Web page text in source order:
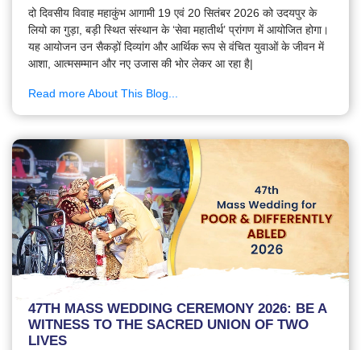
दो दिवसीय विवाह महाकुंभ आगामी 19 एवं 20 सितंबर 2026 को उदयपुर के
लियो का गुड़ा, बड़ी स्थित संस्थान के ‘सेवा महातीर्थ’ प्रांगण में आयोजित होगा।
यह आयोजन उन सैकड़ों दिव्यांग और आर्थिक रूप से वंचित युवाओं के जीवन में
आशा, आत्मसम्मान और नए उजास की भोर लेकर आ रहा है|
Read more About This Blog...
47TH MASS WEDDING CEREMONY 2026: BE A
WITNESS TO THE SACRED UNION OF TWO
LIVES